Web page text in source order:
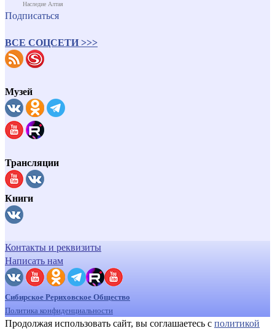
Наследие Алтая
Подписаться
ВСЕ СОЦСЕТИ >>>
Музей
Трансляции
Книги
Контакты и реквизиты
Написать нам
Сибирское Рериховское Общество
Политика конфиденциальности
Продолжая использовать сайт, вы соглашаетесь с политикой